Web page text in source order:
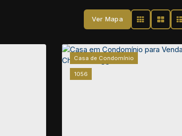
Ver Mapa
1056
Casa de Condomínio